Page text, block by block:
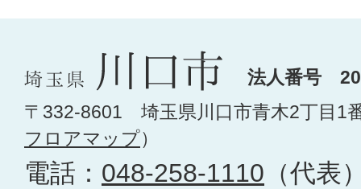
法人番号
〒332-8601 埼玉県川口市青木2丁目1
フロアマップ）
電話： 048-258-1110 （代表